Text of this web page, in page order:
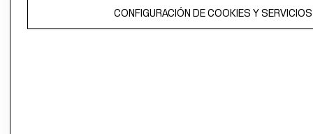
CONFIGURACIÓN DE COOKIES Y SERVICIOS